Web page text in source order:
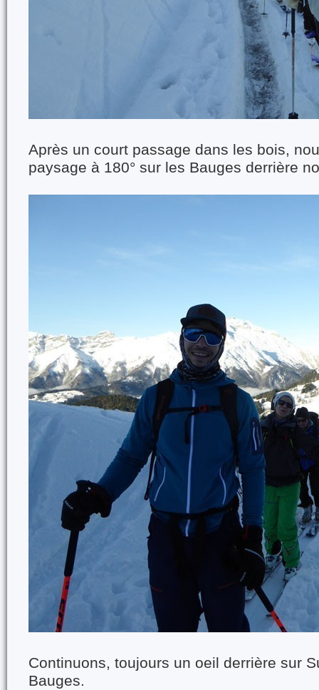
Après un court passage dans les bois,
paysage à 180° sur les Bauges derrière
Continuons, toujours un oeil derrière sur
Bauges.